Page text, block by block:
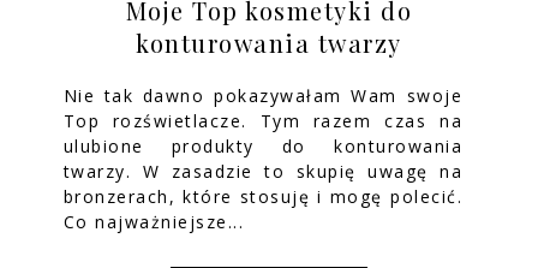
Moje Top kosmetyki do
konturowania twarzy
Nie tak dawno pokazywałam Wam swoje
Top rozświetlacze. Tym razem czas na
ulubione produkty do konturowania
twarzy. W zasadzie to skupię uwagę na
bronzerach, które stosuję i mogę polecić.
Co najważniejsze...